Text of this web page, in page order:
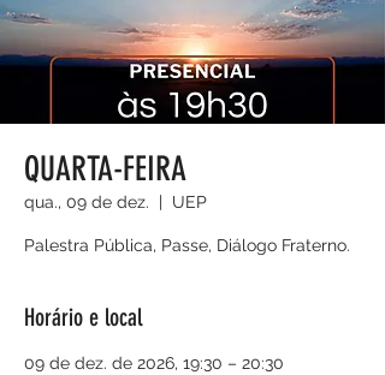
QUARTA-FEIRA
qua., 09 de dez.
  |
UEP
Palestra Pública, Passe, Diálogo Fraterno.
Horário e local
09 de dez. de 2026, 19:30 – 20:30